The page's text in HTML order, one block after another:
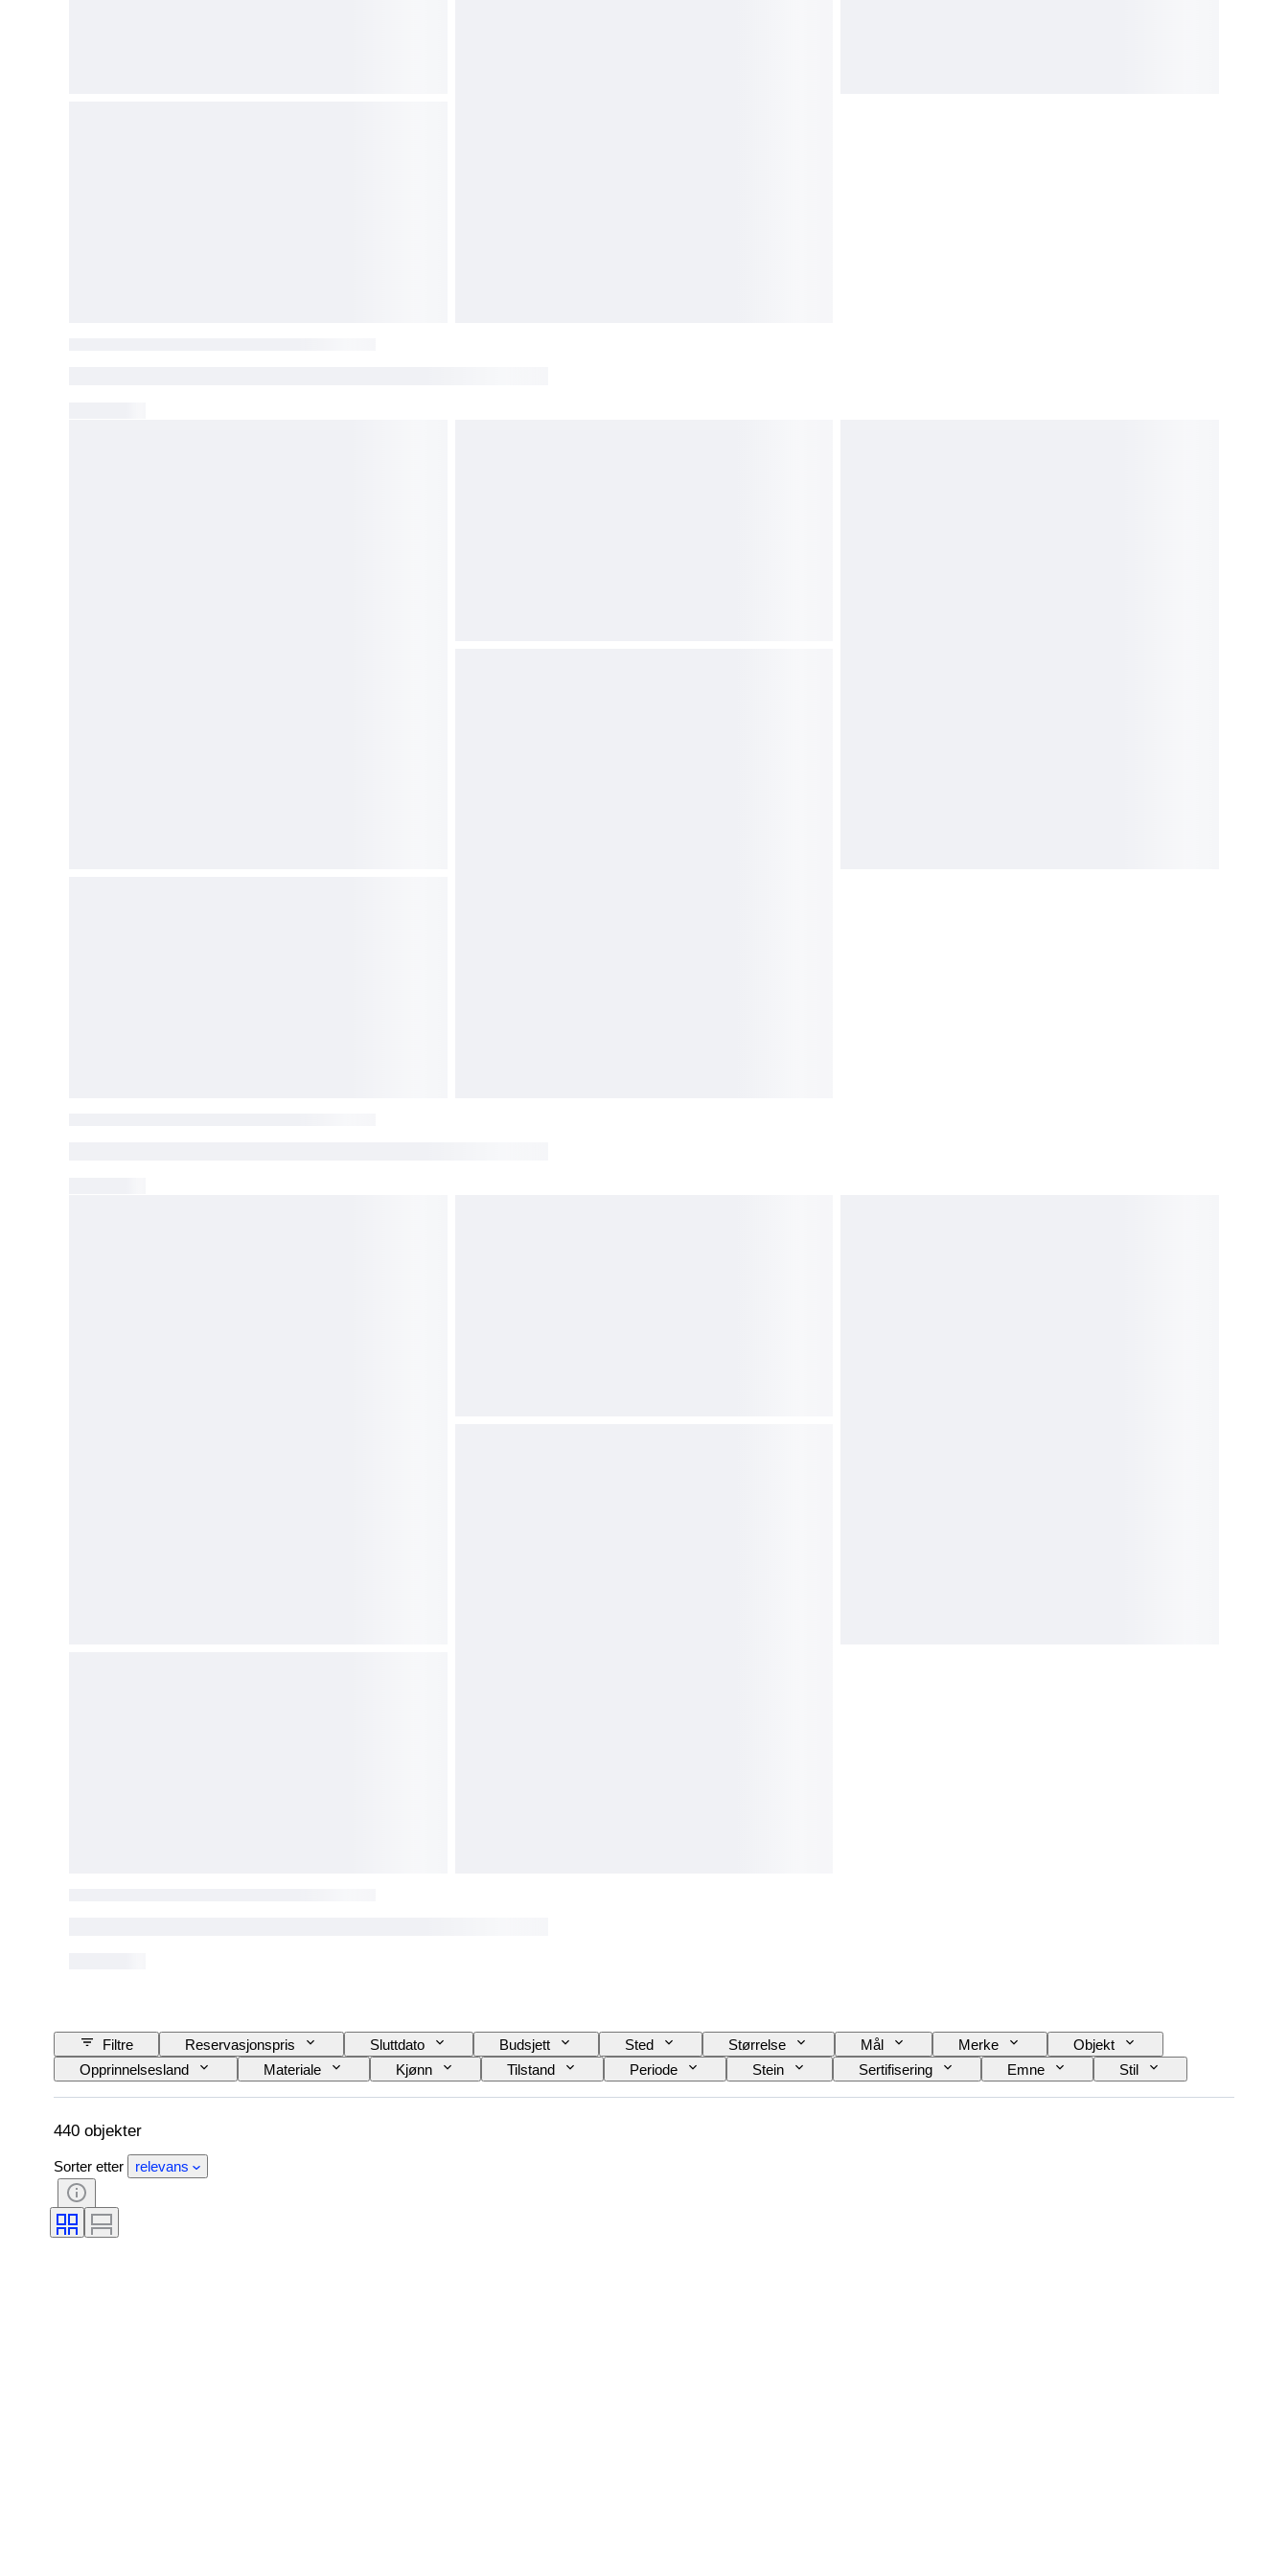
Filtre Reservasjonspris Sluttdato Budsjett Sted Størrelse Mål Merke
Objekt
Opprinnelsesland
Materiale Kjønn Tilstand Periode Stein Sertifisering Emne
Stil
Teknikk
Signatur Utgave nr Farge Mineral Kunstner Original / kopi Solgt av Æra
440 objekter
Sorter etter relevans